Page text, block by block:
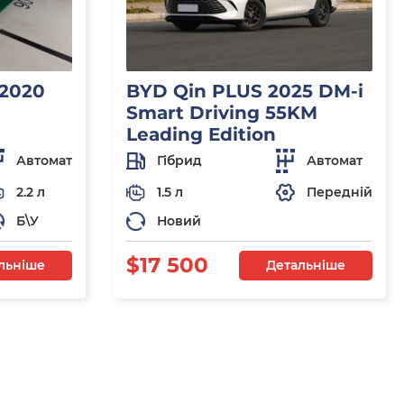
Автомат
2.2 л
Б\У
BYD Qin PLUS 2025 DM-i
Smart Driving 55KM
Leading Edition
Гібрид
Автомат
1.5 л
Передній
Новий
$17 500 Детальніше